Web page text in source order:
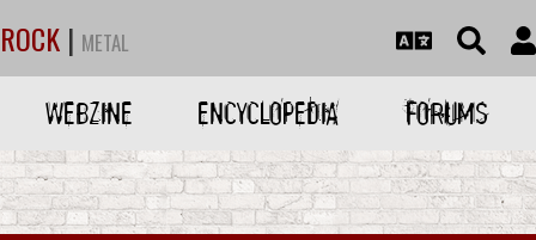
ROCK | METAL
WEBZINE ENCYCLOPEDIA FORUMS